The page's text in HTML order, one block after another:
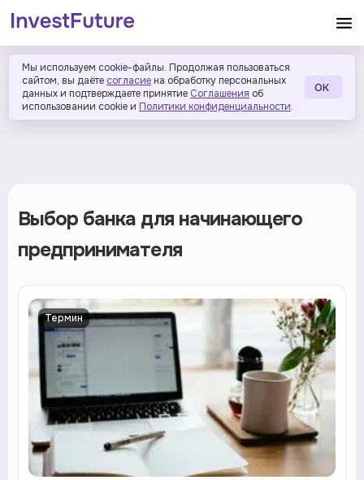
Мы используем cookie-файлы. Продолжая пользоваться
сайтом, вы даёте согласие на обработку персональных
данных и подтверждаете принятие Соглашения об
использовании cookie и Политики конфиденциальности.
ОК
Выбор банка для начинающего
предпринимателя
Термин